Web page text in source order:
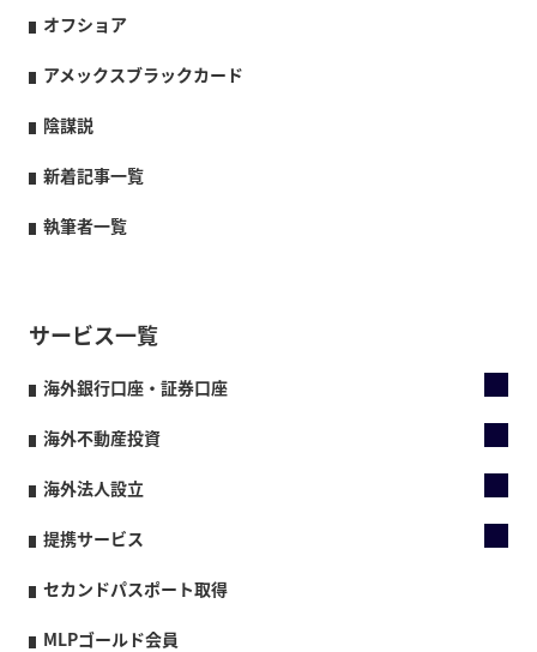
オフショア
アメックスブラックカード
陰謀説
新着記事一覧
執筆者一覧
サービス一覧
海外銀行口座・証券口座
海外不動産投資
海外法人設立
提携サービス
セカンドパスポート取得
MLPゴールド会員